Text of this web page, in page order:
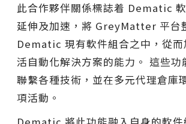
此合作夥伴關係標誌着 Dematic
延伸及加速，將 GreyMatter 平台
Dematic 現有軟件組合之中，從而
活自動化解決方案的能力。 這些功
聯繫各種技術，並在多元代理倉庫
項活動。